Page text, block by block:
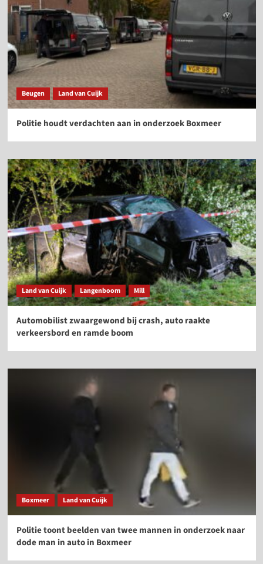
Beugen Land van Cuijk
Politie houdt verdachten aan in onderzoek Boxmeer
Land van Cuijk Langenboom Mill
Automobilist zwaargewond bij crash, auto raakte
verkeersbord en ramde boom
Boxmeer Land van Cuijk
Politie toont beelden van twee mannen in onderzoek naar
dode man in auto in Boxmeer